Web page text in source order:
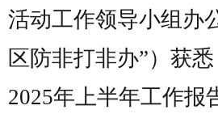
活动工作领导小组办
区防非打非办”）获
2025年上半年工作报